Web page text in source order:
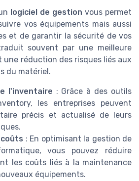
logiciel de gestion vous permet
vos équipements mais aussi
et de garantir la sécurité de vos
souvent par une meilleure
une réduction des risques liés aux
du matériel.
l'inventaire : Grâce à des outils
les entreprises peuvent
précis et actualisé de leurs
: En optimisant la gestion de
vous pouvez réduire
les coûts liés à la maintenance
équipements.